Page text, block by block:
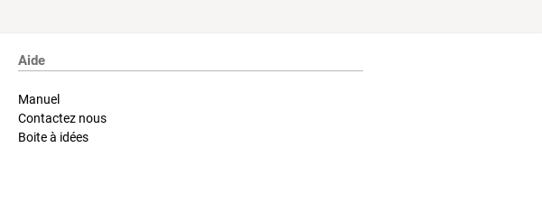
Aide
Manuel
Contactez nous
Boite à idées